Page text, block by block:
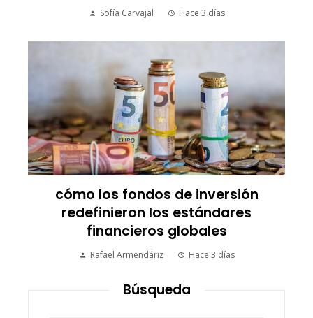
Sofía Carvajal Hace 3 días
cómo los fondos de inversión
redefinieron los estándares
financieros globales
Rafael Armendáriz Hace 3 días
Búsqueda